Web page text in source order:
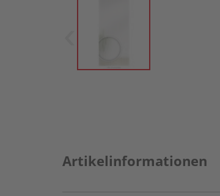
Artikelinformationen